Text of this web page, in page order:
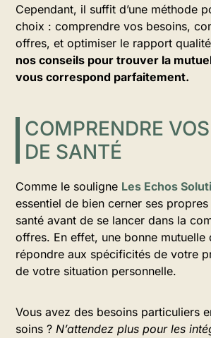
Cependant, il suffit d’une méthode
choix : comprendre vos besoins,
offres, et optimiser le rapport
nos conseils pour trouver la
vous correspond parfaitement.
COMPRENDRE
DE SANTÉ
Comme le souligne Les Echos
essentiel de bien cerner ses
santé avant de se lancer dans la
offres. En effet, une bonne mutuelle
répondre aux spécificités de votre
de votre situation personnelle.
Vous avez des besoins particuliers
soins ? N’attendez plus pour les